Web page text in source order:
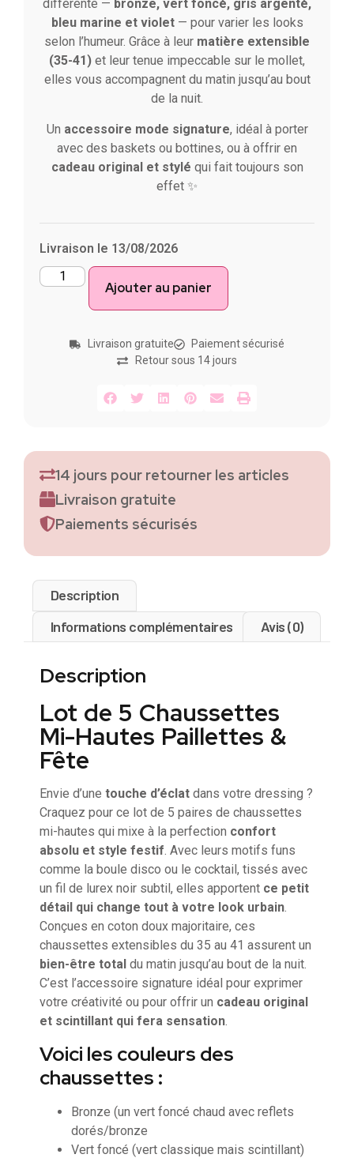
différente — bronze, vert foncé, gris argenté,
bleu marine et violet— pour varier les looks
selon l’humeur. Grâce à leur matière extensible
(35-41) et leur tenue impeccable sur le mollet,
elles vous accompagnent du matin jusqu’au bout
de la nuit.
Un accessoire mode signature, idéal à porter
avec des baskets ou bottines, ou à offrir en
cadeau original et stylé qui fait toujours son
effet ✨
Livraison le 13/08/2026
Ajouter au panier
Livraison gratuite
Paiement sécurisé
Retour sous 14 jours
14 jours pour retourner les articles
Livraison gratuite
Paiements sécurisés
Description
Informations complémentaires
Avis (0)
Description
Lot de 5 Chaussettes
Mi-Hautes Paillettes &
Fête
Envie d’une touche d’éclat dans votre dressing ?
Craquez pour ce lot de 5 paires de chaussettes
mi-hautes qui mixe à la perfection confort
absolu et style festif. Avec leurs motifs funs
comme la boule disco ou le cocktail, tissés avec
un fil de lurex noir subtil, elles apportent ce petit
détail qui change tout à votre look urbain.
Conçues en coton doux majoritaire, ces
chaussettes extensibles du 35 au 41 assurent un
bien-être total du matin jusqu’au bout de la nuit.
C’est l’accessoire signature idéal pour exprimer
votre créativité ou pour offrir un cadeau original
et scintillant qui fera sensation.
Voici les couleurs des
chaussettes :
Bronze (un vert foncé chaud avec reflets
dorés/bronze
Vert foncé (vert classique mais scintillant)